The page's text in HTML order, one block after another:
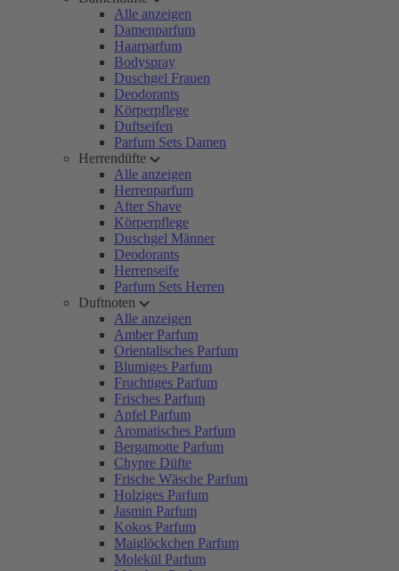
Alle anzeigen
Damenparfum
Haarparfum
Bodyspray
Duschgel Frauen
Deodorants
Körperpflege
Duftseifen
Parfum Sets Damen
Herrendüfte
Alle anzeigen
Herrenparfum
After Shave
Körperpflege
Duschgel Männer
Deodorants
Herrenseife
Parfum Sets Herren
Duftnoten
Alle anzeigen
Amber Parfum
Orientalisches Parfum
Blumiges Parfum
Fruchtiges Parfum
Frisches Parfum
Apfel Parfum
Aromatisches Parfum
Bergamotte Parfum
Chypre Düfte
Frische Wäsche Parfum
Holziges Parfum
Jasmin Parfum
Kokos Parfum
Maiglöckchen Parfum
Molekül Parfum